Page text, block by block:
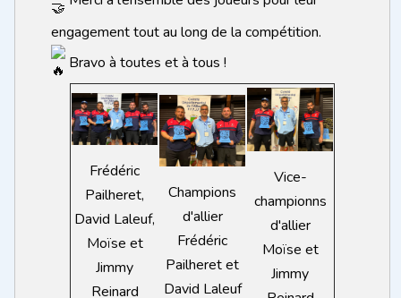
engagement tout au long de la compétition.
Bravo à toutes et à tous !
Frédéric
Pailheret,
David Laleuf,
Moïse et
Jimmy
Reinard
Champions
d'allier
Frédéric
Pailheret et
David Laleuf
Vice-
championns
d'allier
Moïse et
Jimmy